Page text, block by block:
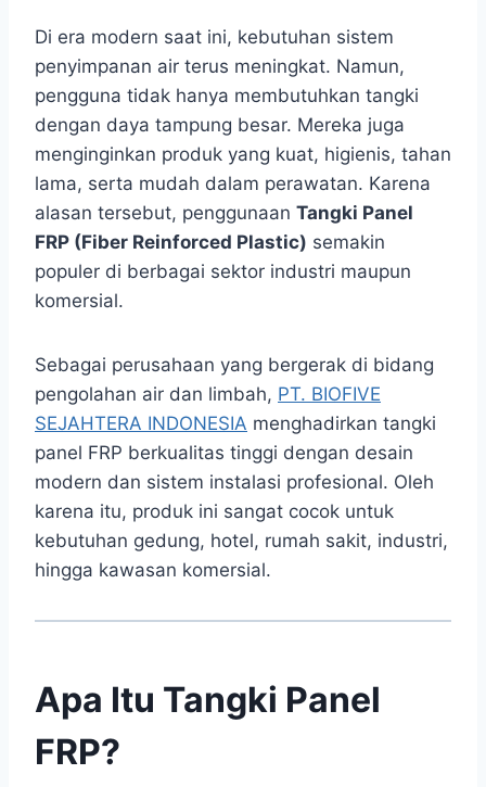
Di era modern saat ini, kebutuhan sistem
penyimpanan air terus meningkat. Namun,
pengguna tidak hanya membutuhkan tangki
dengan daya tampung besar. Mereka juga
menginginkan produk yang kuat, higienis, tahan
lama, serta mudah dalam perawatan. Karena
alasan tersebut, penggunaan Tangki Panel
FRP (Fiber Reinforced Plastic) semakin
populer di berbagai sektor industri maupun
komersial.
Sebagai perusahaan yang bergerak di bidang
pengolahan air dan limbah, PT. BIOFIVE
SEJAHTERA INDONESIA menghadirkan tangki
panel FRP berkualitas tinggi dengan desain
modern dan sistem instalasi profesional. Oleh
karena itu, produk ini sangat cocok untuk
kebutuhan gedung, hotel, rumah sakit, industri,
hingga kawasan komersial.
Apa Itu Tangki Panel
FRP?